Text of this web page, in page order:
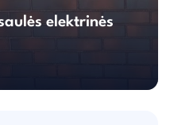
elektrinės